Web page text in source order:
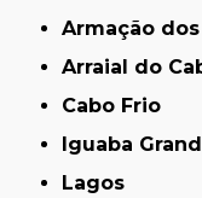
Armação
Arraial do
Cabo Frio
Iguaba
Lagos